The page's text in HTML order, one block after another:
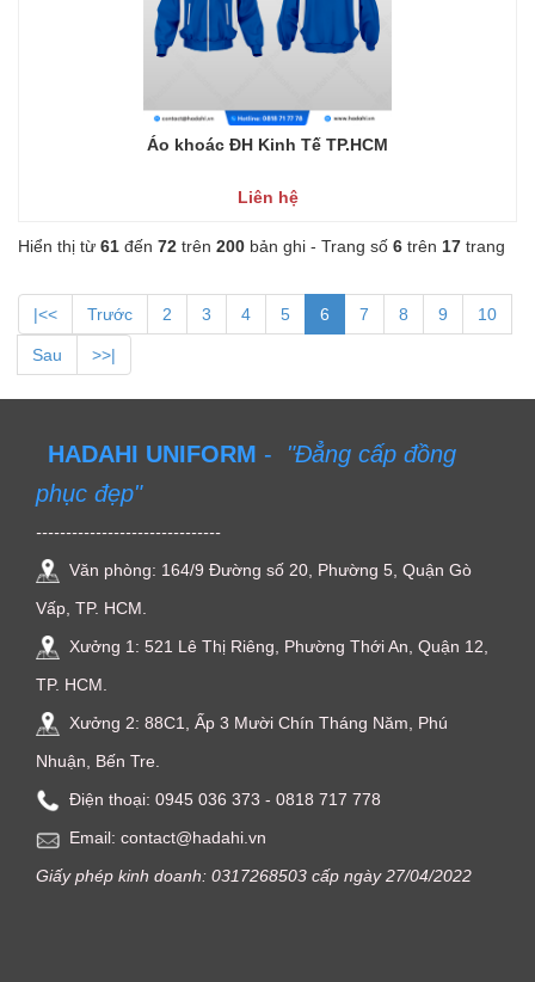
Áo khoác ĐH Kinh Tế TP.HCM
Liên hệ
Hiển thị từ 61 đến 72 trên 200 bản ghi - Trang số 6 trên 17 trang
|<< Trước 2 3 4 5 6 7 8 9 10
Sau >>|
HADAHI UNIFORM - "Đẳng cấp đồng
phục đẹp"
-------------------------------
Văn phòng: 164/9 Đường số 20, Phường 5, Quận Gò
Vấp, TP. HCM.
Xưởng 1: 521 Lê Thị Riêng, Phường Thới An, Quận 12,
TP. HCM.
Xưởng 2: 88C1, Ấp 3 Mười Chín Tháng Năm, Phú
Nhuận, Bến Tre.
Điện thoại: ‭0945 036 373‬ - 0818 717 778
Email: contact@hadahi.vn
Giấy phép kinh doanh: 0317268503 cấp ngày 27/04/2022